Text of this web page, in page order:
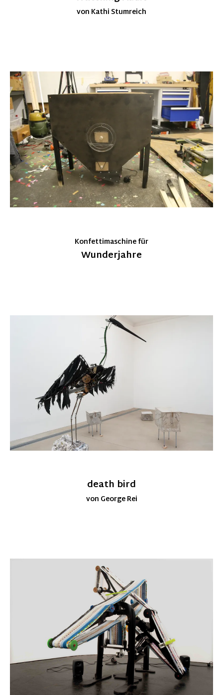
von Kathi Stumreich
Konfettimaschine für
Wunderjahre
death bird
von George Rei